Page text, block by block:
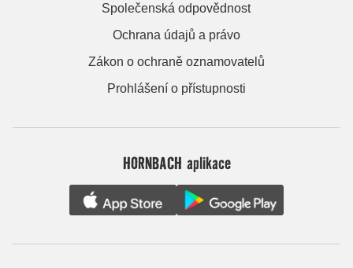
Společenská odpovědnost
Ochrana údajů a právo
Zákon o ochraně oznamovatelů
Prohlášení o přístupnosti
HORNBACH aplikace